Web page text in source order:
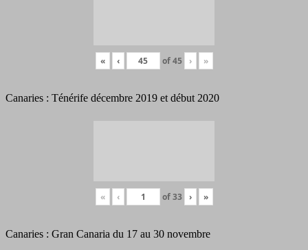
« ‹ of45 › »
Canaries : Ténérife décembre 2019 et début 2020
« ‹ of33 › »
Canaries : Gran Canaria du 17 au 30 novembre